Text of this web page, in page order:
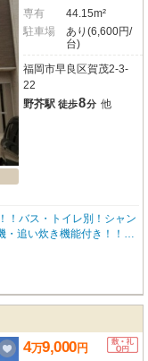
専有
44.15m²
駐車場
あり(6,600円/
台)
福岡市早良区賀茂2-3-
22
野芥駅 徒歩8分 他
！バス・トイレ別！シャン
・追い炊き機能付き！！敷
4万9,000円